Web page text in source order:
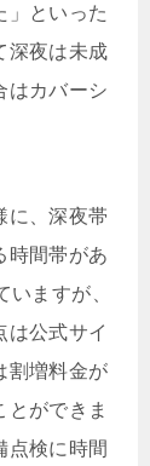
」といった
深夜は未成
はカバーシ
に、深夜帯
時間帯があ
ますが、
は公式サイ
割増料金が
ができま
点検に時間